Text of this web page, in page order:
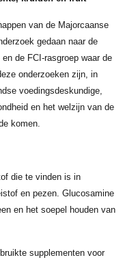
van de Majorcaanse
gedaan naar de
de FCI-rasgroep waar de
onderzoeken zijn, in
voedingsdeskundige,
en het welzijn van de
komen.
die te vinden is in
en pezen. Glucosamine
en het soepel houden van
supplementen voor